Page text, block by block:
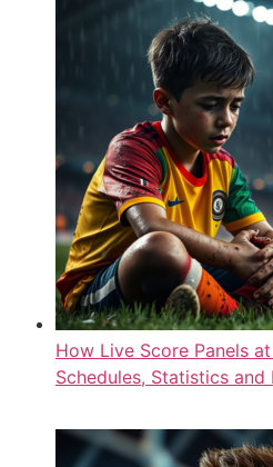
How Live Score Panels
Schedules, Statistics